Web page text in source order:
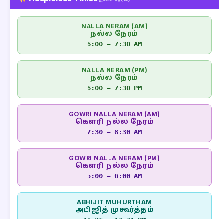
NALLA NERAM (AM)
நல்ல நேரம்
6:00 – 7:30 AM
NALLA NERAM (PM)
நல்ல நேரம்
6:00 – 7:30 PM
GOWRI NALLA NERAM (AM)
கௌரி நல்ல நேரம்
7:30 – 8:30 AM
GOWRI NALLA NERAM (PM)
கௌரி நல்ல நேரம்
5:00 – 6:00 AM
ABHIJIT MUHURTHAM
அபிஜித் முகூர்த்தம்